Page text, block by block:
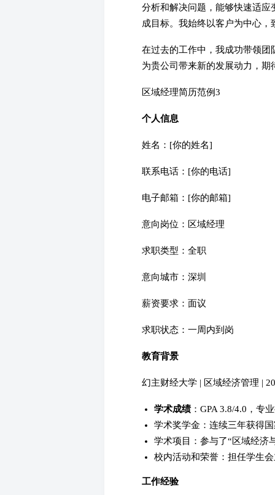
分析和解决问题，能够快速适
成目标。我始终以客户为中心
在过去的工作中，我成功带领
为贵公司带来新的发展动力，
区域经理简历范例3
个人信息
姓名：[你的姓名]
联系电话：[你的电话]
电子邮箱：[你的邮箱]
意向岗位：区域经理
求职类型：全职
意向城市：深圳
薪资要求：面议
求职状态：一周内到岗
教育背景
幻主财经大学 | 区域经济管理 |
学术成绩：GPA 3.8/4.0，专
学术奖学金：连续三年获得
学术项目：参与了“区域经济
校内活动和荣誉：担任学生
工作经验